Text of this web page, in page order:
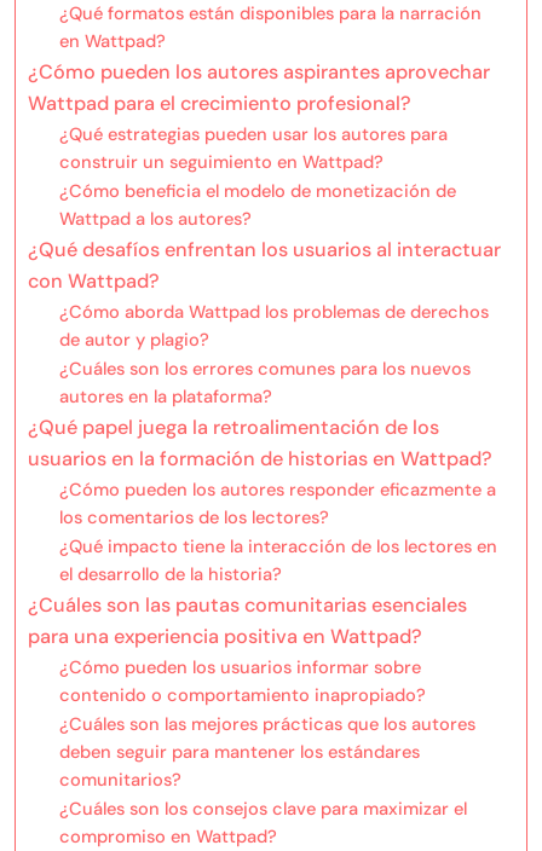
¿Qué formatos están disponibles para la narración
en Wattpad?
¿Cómo pueden los autores aspirantes aprovechar
Wattpad para el crecimiento profesional?
¿Qué estrategias pueden usar los autores para
construir un seguimiento en Wattpad?
¿Cómo beneficia el modelo de monetización de
Wattpad a los autores?
¿Qué desafíos enfrentan los usuarios al interactuar
con Wattpad?
¿Cómo aborda Wattpad los problemas de derechos
de autor y plagio?
¿Cuáles son los errores comunes para los nuevos
autores en la plataforma?
¿Qué papel juega la retroalimentación de los
usuarios en la formación de historias en Wattpad?
¿Cómo pueden los autores responder eficazmente a
los comentarios de los lectores?
¿Qué impacto tiene la interacción de los lectores en
el desarrollo de la historia?
¿Cuáles son las pautas comunitarias esenciales
para una experiencia positiva en Wattpad?
¿Cómo pueden los usuarios informar sobre
contenido o comportamiento inapropiado?
¿Cuáles son las mejores prácticas que los autores
deben seguir para mantener los estándares
comunitarios?
¿Cuáles son los consejos clave para maximizar el
compromiso en Wattpad?